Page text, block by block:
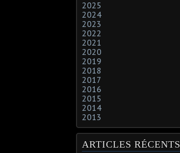
2025
2024
2023
2022
2021
2020
2019
2018
2017
2016
2015
2014
2013
ARTICLES RÉCENTS